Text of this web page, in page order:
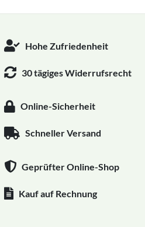
Hohe Zufriedenheit
30 tägiges Widerrufsrecht
Online-Sicherheit
Schneller Versand
Geprüfter Online-Shop
Kauf auf Rechnung